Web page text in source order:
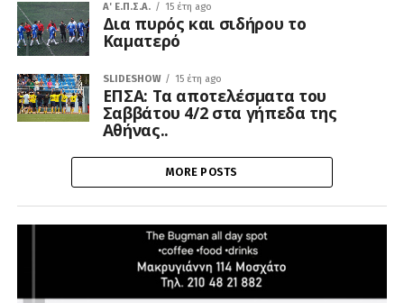
A' Ε.Π.Σ.Α. 15 έτη ago
Δια πυρός και σιδήρου το
Καματερό
SLIDESHOW 15 έτη ago
ΕΠΣΑ: Tα αποτελέσματα του
Σαββάτου 4/2 στα γήπεδα της
Αθήνας..
MORE POSTS